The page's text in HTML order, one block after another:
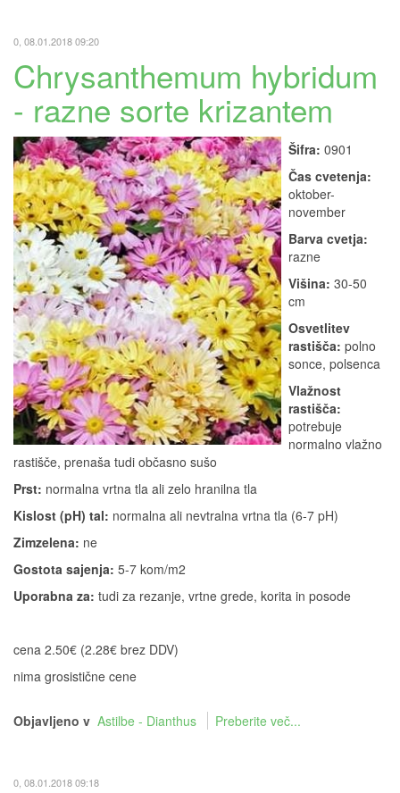
0, 08.01.2018 09:20
Chrysanthemum hybridum
- razne sorte krizantem
Šifra: 0901
Čas cvetenja:
oktober-
november
Barva cvetja:
razne
Višina: 30-50
cm
Osvetlitev
rastišča: polno
sonce, polsenca
Vlažnost
rastišča:
potrebuje
normalno vlažno
rastišče, prenaša tudi občasno sušo
Prst: normalna vrtna tla ali zelo hranilna tla
Kislost (pH) tal: normalna ali nevtralna vrtna tla (6-7 pH)
Zimzelena: ne
Gostota sajenja: 5-7 kom/m2
Uporabna za: tudi za rezanje, vrtne grede, korita in posode
cena 2.50€ (2.28€ brez DDV)
nima grosistične cene
Objavljeno v Astilbe - Dianthus Preberite več...
0, 08.01.2018 09:18